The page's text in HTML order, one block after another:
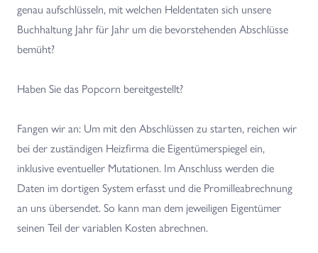
genau aufschlüsseln, mit welchen Heldentaten sich unsere
Buchhaltung Jahr für Jahr um die bevorstehenden Abschlüsse
bemüht?
Haben Sie das Popcorn bereitgestellt?
Fangen wir an: Um mit den Abschlüssen zu starten, reichen wir
bei der zuständigen Heizfirma die Eigentümerspiegel ein,
inklusive eventueller Mutationen. Im Anschluss werden die
Daten im dortigen System erfasst und die Promilleabrechnung
an uns übersendet. So kann man dem jeweiligen Eigentümer
seinen Teil der variablen Kosten abrechnen.